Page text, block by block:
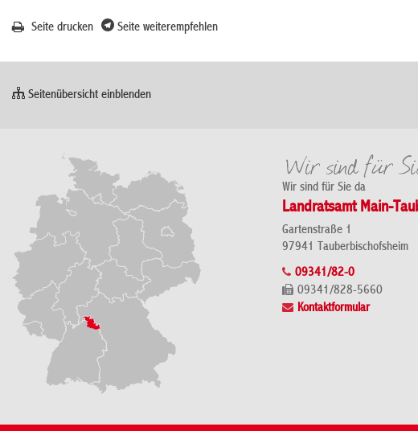
Seite drucken Seite weiterempfehlen
Seitenübersicht einblenden
Wir sind für Sie da
Landratsamt Main-
Gartenstraße 1
97941 Tauberbischofsheim
09341/82-0
09341/828-5660
Kontaktformular